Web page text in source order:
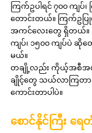
ကြက်ဥပါရင် ၇၀၀ ကျပ်
တောင်းတယ်။ ကြက်ဥ
အကင်လေးတွေ ရှိတယ်။
ကျပ်၊ ၁၅၀၀ ကျပ်ပဲ
မယ်။
တချို့လည်း ကိုယ့်အစီအ
ချိုင့်တွေ သယ်လာကြတ
ကောင်းတာပါပဲ။
စောင်နိုင်ကြီး ရ